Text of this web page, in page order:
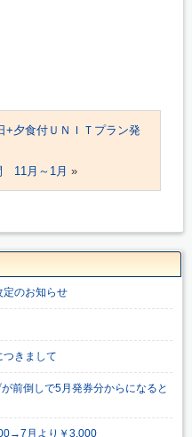
夕食付ＵＮＩＴプラン発
11月～1月 »
のお知らせ
つきまして
前倒しで5月発券分からになると
月より￥3,000